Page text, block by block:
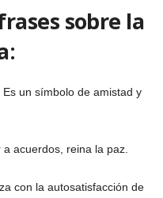
sobre la
un símbolo de amistad y
acuerdos, reina la paz.
con la autosatisfacción de